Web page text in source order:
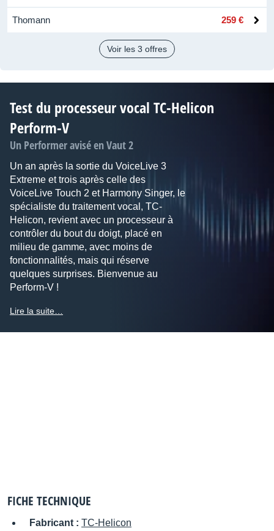
Thomann 259 €
Voir les 3 offres
Test du processeur vocal TC-Helicon
Perform-V
Un Performer avisé en Vaut 2
Un an après la sortie du VoiceLive 3
Extreme et trois après celle des
VoiceLive Touch 2 et Harmony Singer, le
spécialiste du traitement vocal, TC-
Helicon, revient avec un processeur à
contrôler du bout du doigt, placé en
milieu de gamme, avec moins de
fonctionnalités, mais qui réserve
quelques surprises. Bienvenue au
Perform-V !
Lire la suite…
FICHE TECHNIQUE
Fabricant : TC-Helicon